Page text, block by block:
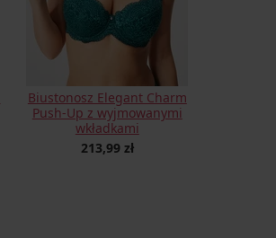
Biustonosz Elegant Charm
Push-Up z wyjmowanymi
wkładkami
213,99 zł